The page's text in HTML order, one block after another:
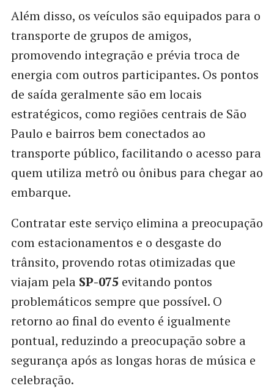
Além disso, os veículos são equipados para o
transporte de grupos de amigos,
promovendo integração e prévia troca de
energia com outros participantes. Os pontos
de saída geralmente são em locais
estratégicos, como regiões centrais de São
Paulo e bairros bem conectados ao
transporte público, facilitando o acesso para
quem utiliza metrô ou ônibus para chegar ao
embarque.
Contratar este serviço elimina a preocupação
com estacionamentos e o desgaste do
trânsito, provendo rotas otimizadas que
viajam pela SP-075 evitando pontos
problemáticos sempre que possível. O
retorno ao final do evento é igualmente
pontual, reduzindo a preocupação sobre a
segurança após as longas horas de música e
celebração.